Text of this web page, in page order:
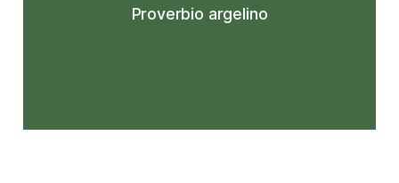
Proverbio argelino